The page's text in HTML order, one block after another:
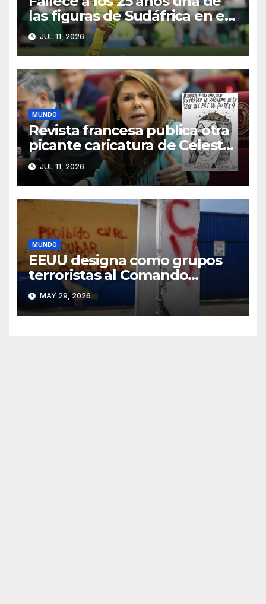
las figuras de Sudáfrica en el
Mundial 2026
JUL 11, 2026
MUNDO
Revista francesa publica otra
picante caricatura de Celeste
Amarilla tras el lío con
Mbappé
JUL 11, 2026
MUNDO
EEUU designa como grupos
terroristas al Comando
Vermelho y al PCC
MAY 29, 2026